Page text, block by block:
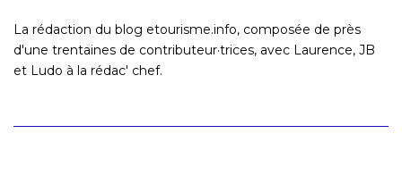
La rédaction du blog etourisme.info, composée de près
d'une trentaines de contributeur·trices, avec Laurence, JB
et Ludo à la rédac' chef.